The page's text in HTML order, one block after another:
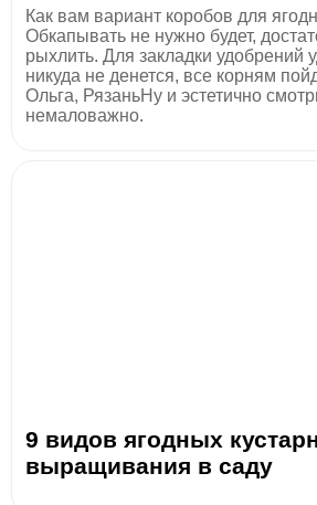
Как вам вариант коробов для
Обкапывать не нужно будет,
рыхлить. Для закладки удобрений
никуда не денется, все корням
Ольга, РязаньНу и эстетично
немаловажно.
9 видов ягодных
выращивания в саду